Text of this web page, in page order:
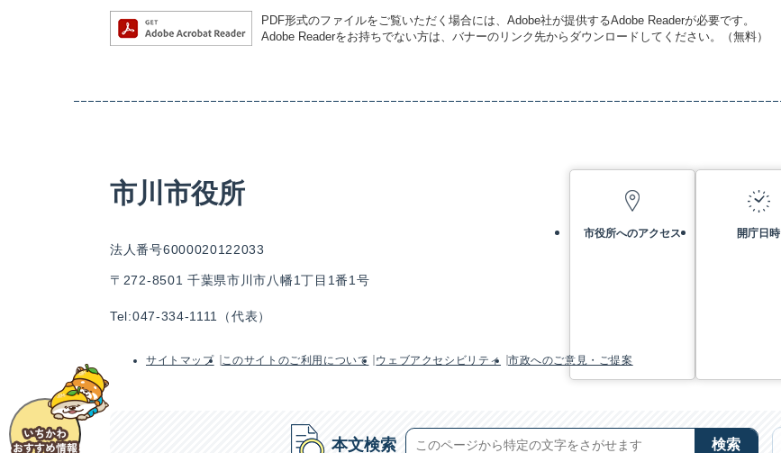
PDF形式のファイルをご覧いただく場合には、Adobe社が提供するAdobe Readerが必要です。
Adobe Readerをお持ちでない方は、バナーのリンク先からダウンロードしてください。（無料）
市川市役所
法人番号6000020122033
〒272-8501 千葉県市川市八幡1丁目1番1号
Tel:047-334-1111（代表）
市役所へのアクセス 開庁日時
サイトマップ このサイトのご利用について ウェブアクセシビリティ 市政へのご意見・ご提案
本文検索 検索